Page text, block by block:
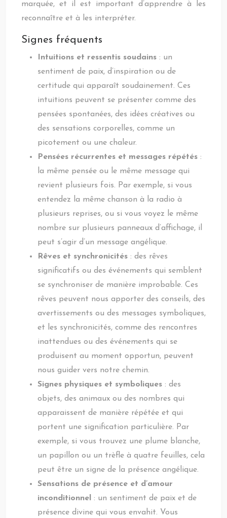
marquée, et il est important d’apprendre à les
reconnaître et à les interpréter.
Signes fréquents
Intuitions et ressentis soudains : un
sentiment de paix, d’inspiration ou de
certitude qui apparaît soudainement. Ces
intuitions peuvent se présenter comme des
pensées spontanées, des idées créatives ou
des sensations corporelles, comme un
picotement ou une chaleur.
Pensées récurrentes et messages répétés :
la même pensée ou le même message qui
revient plusieurs fois. Par exemple, si vous
entendez la même chanson à la radio à
plusieurs reprises, ou si vous voyez le même
nombre sur plusieurs panneaux d’affichage, il
peut s’agir d’un message angélique.
Rêves et synchronicités : des rêves
significatifs ou des événements qui semblent
se synchroniser de manière improbable. Ces
rêves peuvent nous apporter des conseils, des
avertissements ou des messages symboliques,
et les synchronicités, comme des rencontres
inattendues ou des événements qui se
produisent au moment opportun, peuvent
nous guider vers notre chemin.
Signes physiques et symboliques : des
objets, des animaux ou des nombres qui
apparaissent de manière répétée et qui
portent une signification particulière. Par
exemple, si vous trouvez une plume blanche,
un papillon ou un trèfle à quatre feuilles, cela
peut être un signe de la présence angélique.
Sensations de présence et d’amour
inconditionnel : un sentiment de paix et de
présence divine qui vous envahit. Vous